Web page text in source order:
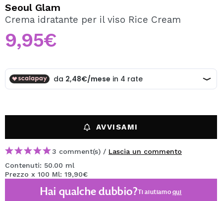
Creando un account su Maquibeauty.it potrai fare i tuoi
acquisti velocemente, controllare lo stato dei tuoi ordini e
consultare le tue operazioni precedenti.
CREARE UN ACCOUNT
Seoul Glam
Crema idratante per il viso Rice Cream
9,95€
AVVISAMI
3 comment(s) / Lascia un commento
Contenuti: 50.00 ml
Prezzo x 100 Ml: 19,90€
Hai qualche dubbio?Ti aiutiamoqui